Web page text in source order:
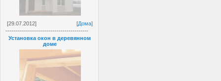
[29.07.2012] [Дома]
------------------------------------------
Установка окон в деревянном
доме